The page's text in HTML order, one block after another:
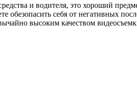
и водителя, это хороший
себя от негативных
высоким качеством